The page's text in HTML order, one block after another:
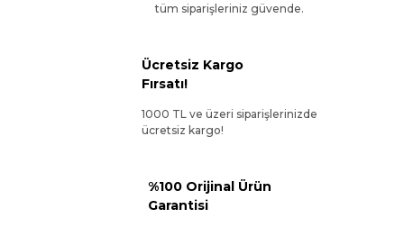
tüm siparişleriniz güvende.
Ücretsiz Kargo
Fırsatı!
1000 TL ve üzeri siparişlerinizde
ücretsiz kargo!
%100 Orijinal Ürün
Garantisi